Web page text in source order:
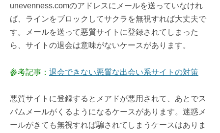
unevenness.comのアドレスにメールを送っていなけれ
ば、ラインをブロックしてサクラを無視すれば大丈夫で
す。メールを送って悪質サイトに登録されてしまった
ら、サイトの退会は意味がないケースがあります。
参考記事： 退会できない悪質な出会い系サイトの対策
悪質サイトに登録するとメアドが悪用されて、あとでス
パムメールがくるようになるケースがあります。迷惑メ
ールがきても無視すれば騙されてしまうケースはありま